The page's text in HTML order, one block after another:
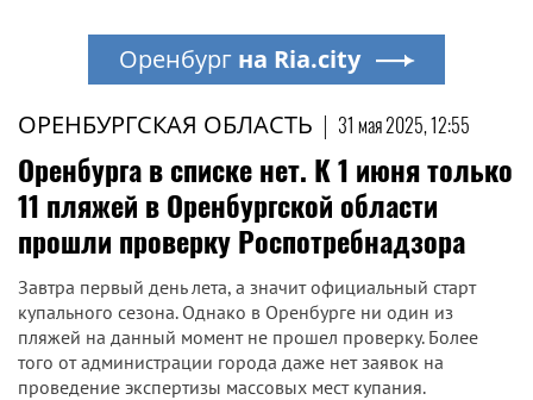
ОРЕНБУРГСКАЯ ОБЛАСТЬ | 31 мая 2025, 12:55
Оренбурга в списке нет. К 1 июня только
11 пляжей в Оренбургской области
прошли проверку Роспотребнадзора
Завтра первый день лета, а значит официальный старт
купального сезона. Однако в Оренбурге ни один из
пляжей на данный момент не прошел проверку. Более
того от администрации города даже нет заявок на
проведение экспертизы массовых мест купания.
Оренбург на Ria.city